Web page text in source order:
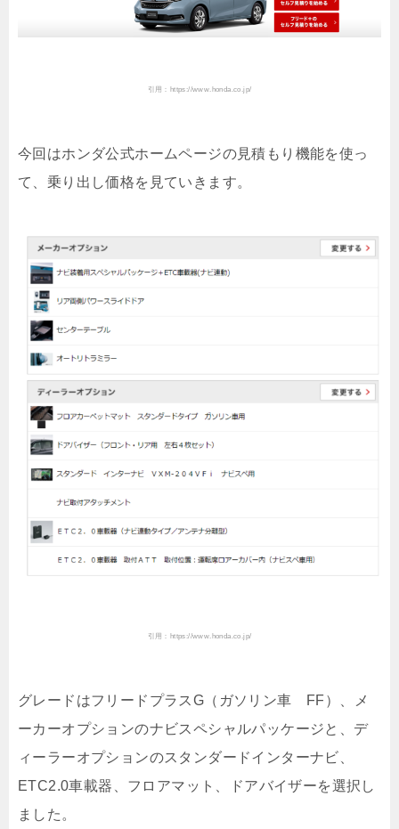
引用：https://www.honda.co.jp/
今回はホンダ公式ホームページの見積もり機能を使っ
て、乗り出し価格を見ていきます。
引用：https://www.honda.co.jp/
グレードはフリードプラスG（ガソリン車 FF）、メ
ーカーオプションのナビスペシャルパッケージと、デ
ィーラーオプションのスタンダードインターナビ、
ETC2.0車載器、フロアマット、ドアバイザーを選択し
ました。